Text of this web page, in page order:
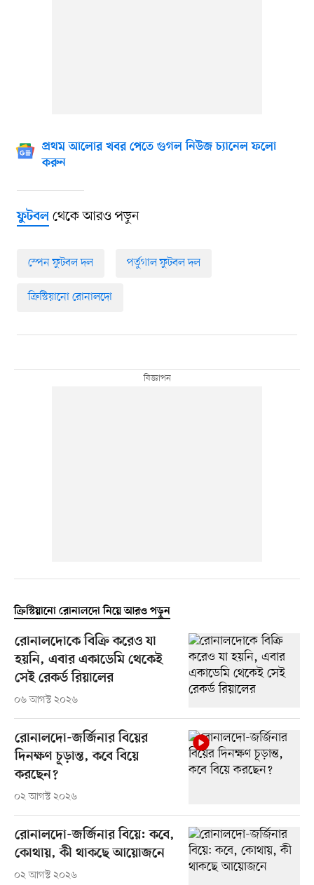
প্রথম আলোর খবর পেতে গুগল নিউজ চ্যানেল ফলো
করুন
ফুটবলথেকে আরও পড়ুন
স্পেন ফুটবল দল পর্তুগাল ফুটবল দল
ক্রিস্টিয়ানো রোনালদো
ক্রিস্টিয়ানো রোনালদো নিয়ে আরও পড়ুন
রোনালদোকে বিক্রি করেও যা
হয়নি, এবার একাডেমি থেকেই
সেই রেকর্ড রিয়ালের
০৬ আগস্ট ২০২৬
রোনালদো-জর্জিনার বিয়ের
দিনক্ষণ চূড়ান্ত, কবে বিয়ে
করছেন?
০২ আগস্ট ২০২৬
রোনালদো-জর্জিনার বিয়ে: কবে,
কোথায়, কী থাকছে আয়োজনে
০২ আগস্ট ২০২৬